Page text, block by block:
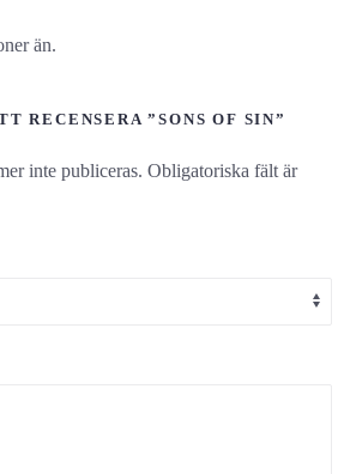
än.
RECENSERA ”SONS OF SIN”
inte publiceras. Obligatoriska fält är